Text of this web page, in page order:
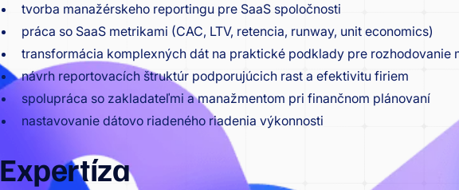
tvorba manažérskeho reportingu pre SaaS spoločnosti
práca so SaaS metrikami (CAC, LTV, retencia, runway, unit economics)
transformácia komplexných dát na praktické podklady pre rozhodovanie
návrh reportovacích štruktúr podporujúcich rast a efektivitu firiem
spolupráca so zakladateľmi a manažmentom pri finančnom plánovaní
nastavovanie dátovo riadeného riadenia výkonnosti
Expertíza